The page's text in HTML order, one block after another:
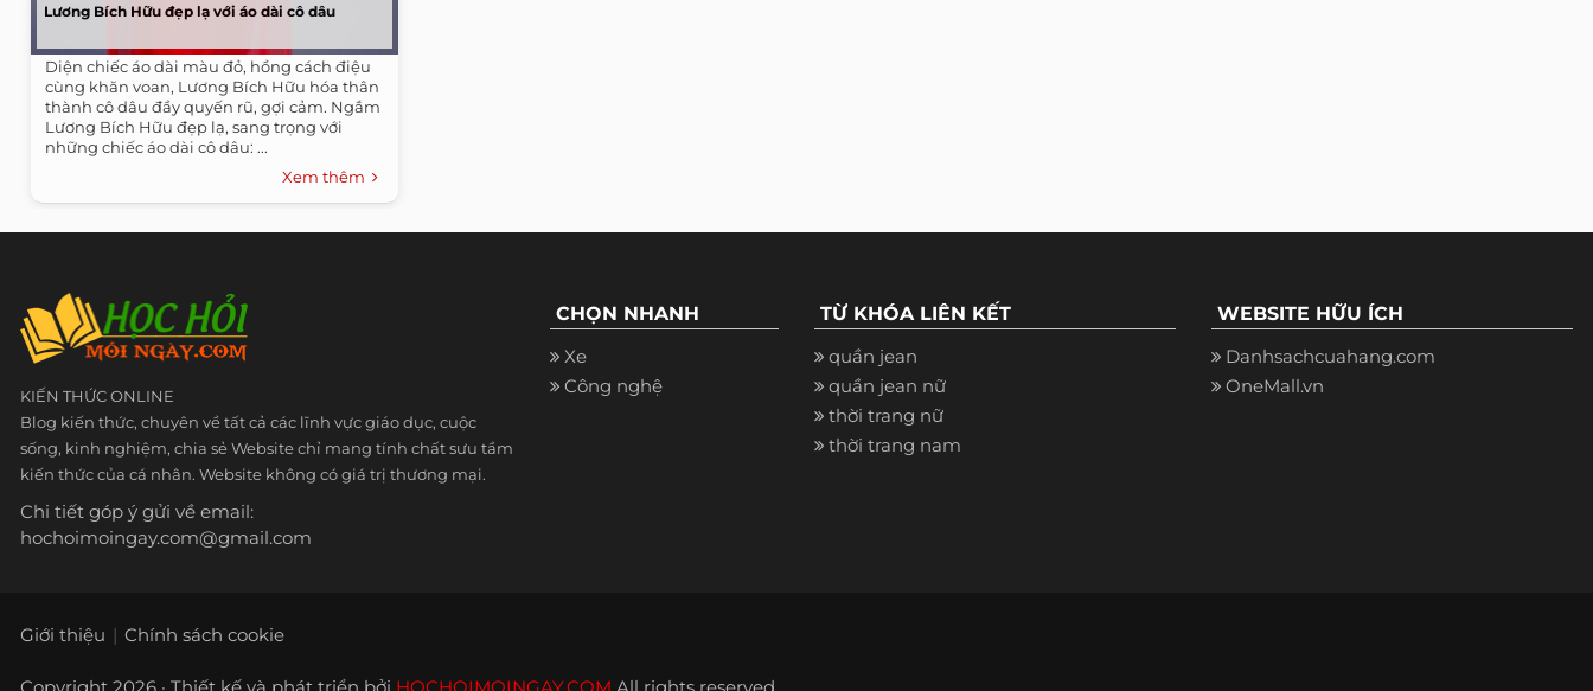
Lương Bích Hữu đẹp lạ với áo dài cô dâu
Diện chiếc áo dài màu đỏ, hồng cách điệu
cùng khăn voan, Lương Bích Hữu hóa thân
thành cô dâu đầy quyến rũ, gợi cảm. Ngắm
Lương Bích Hữu đẹp lạ, sang trọng với
những chiếc áo dài cô dâu: ...
Xem thêm
KIẾN THỨC ONLINE
Blog kiến thức, chuyên về tất cả các lĩnh vực giáo dục, cuộc
sống, kinh nghiệm, chia sẻ Website chỉ mang tính chất sưu tầm
kiến thức của cá nhân. Website không có giá trị thương mại.
Chi tiết góp ý gửi về email:
hochoimoingay.com@gmail.com
CHỌN NHANH
Xe
Công nghệ
TỪ KHÓA LIÊN KẾT
quần jean
quần jean nữ
thời trang nữ
thời trang nam
WEBSITE HỮU ÍCH
Danhsachcuahang.com
OneMall.vn
Giới thiệu Chính sách cookie
Copyright 2026 · Thiết kế và phát triển bởi HOCHOIMOINGAY.COM All rights reserved